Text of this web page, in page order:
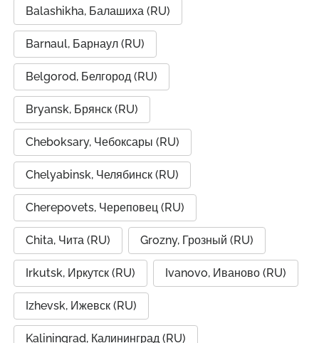
Balashikha, Балашиха (RU)
Barnaul, Барнаул (RU)
Belgorod, Белгород (RU)
Bryansk, Брянск (RU)
Cheboksary, Чебоксары (RU)
Chelyabinsk, Челябинск (RU)
Cherepovets, Череповец (RU)
Chita, Чита (RU) Grozny, Грозный (RU)
Irkutsk, Иркутск (RU) Ivanovo, Иваново (RU)
Izhevsk, Ижевск (RU)
Kaliningrad, Калининград (RU)